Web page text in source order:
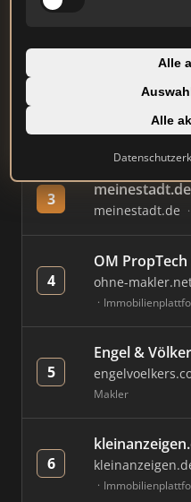
Alle
Alle
1
AVIV
immowelt.de
3
meinestadt.de
4
OM
ohne-
5
Engel &
Makler
6